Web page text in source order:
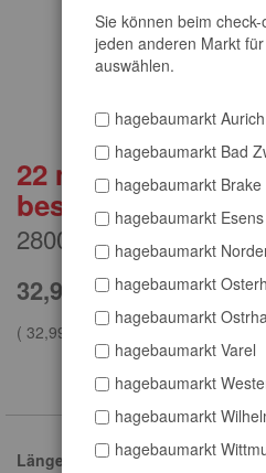
Zum
Anfang
der
Bildergalerie
22 mm
beschichtet
2800x2070x22 mm,
32,99 €
( 32,99 €
m² )
Länge (cm)
Sie können beim
jeden anderen Markt
auswählen.
hagebaumarkt Aurich
hagebaumarkt Bad
hagebaumarkt Brake
hagebaumarkt Esens
hagebaumarkt
hagebaumarkt
hagebaumarkt
hagebaumarkt Varel
hagebaumarkt
hagebaumarkt
hagebaumarkt